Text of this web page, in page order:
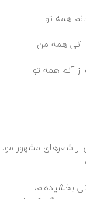
همه تو
همه من
آنم همه تو
شعرهای مشهور
بخشیده‌ام،